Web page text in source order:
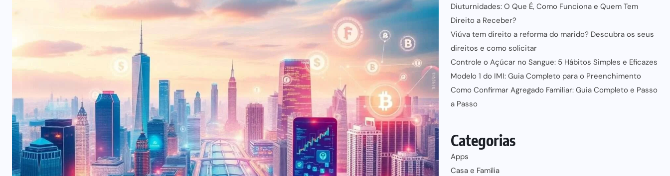
Diuturnidades: O Que É, Como Funciona e Quem Tem
Direito a Receber?
Viúva tem direito a reforma do marido? Descubra os seus
direitos e como solicitar
Controle o Açúcar no Sangue: 5 Hábitos Simples e Eficazes
Modelo 1 do IMI: Guia Completo para o Preenchimento
Como Confirmar Agregado Familiar: Guia Completo e Passo
a Passo
Categorias
Apps
Casa e Família